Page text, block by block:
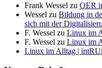
Frank Wessel zu OER
Wessel zu Bildung in
sich mit der
F. Wessel zu Linux im
F. Wessel zu Linux im
Linux im Alltag |